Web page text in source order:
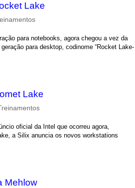
Lake
para notebooks, agora chegou a vez da
para desktop, codinome “Rocket Lake-
Lake
oficial da Intel que ocorreu agora,
a Silix anuncia os novos workstations
Mehlow